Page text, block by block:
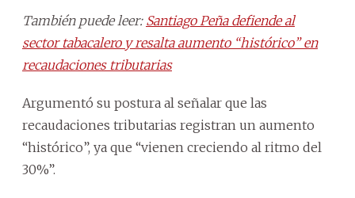
También puede leer: Santiago Peña defiende al
sector tabacalero y resalta aumento “histórico” en
recaudaciones tributarias
Argumentó su postura al señalar que las
recaudaciones tributarias registran un aumento
“histórico”, ya que “vienen creciendo al ritmo del
30%”.